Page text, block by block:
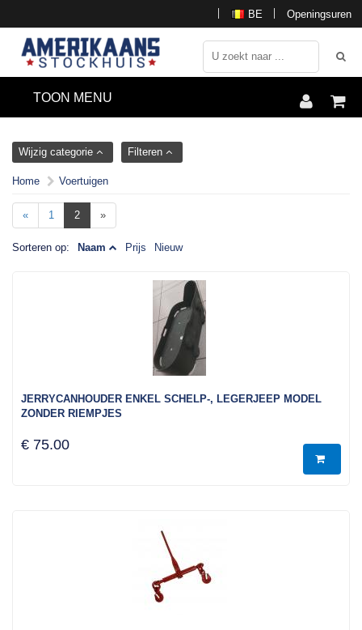
Openingsuren
BE
TOON MENU
Wijzig categorie Filteren
Home Voertuigen
« 1 2 »
Sorteren op: Naam Prijs Nieuw
JERRYCANHOUDER ENKEL SCHELP-, LEGERJEEP MODEL
ZONDER RIEMPJES
€ 75.00